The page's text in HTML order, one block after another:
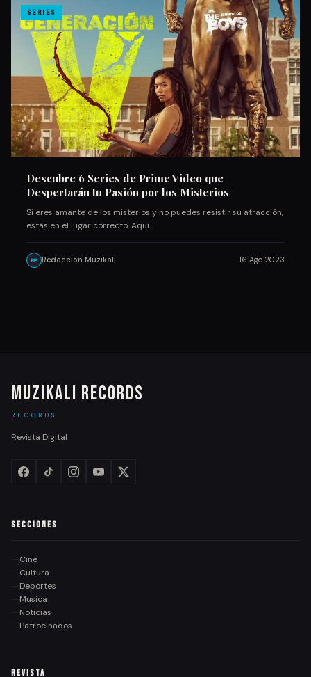
SERIES
Descubre 6 Series de Prime Video que
Despertarán tu Pasión por los Misterios
Si eres amante de los misterios y no puedes resistir su atracción,
estás en el lugar correcto. Aquí…
RE Redacción Muzikali 16 Ago 2023
Muzikali Records
RECORDS
Revista Digital
Secciones
Cine
Cultura
Deportes
Musica
Noticias
Patrocinados
Revista